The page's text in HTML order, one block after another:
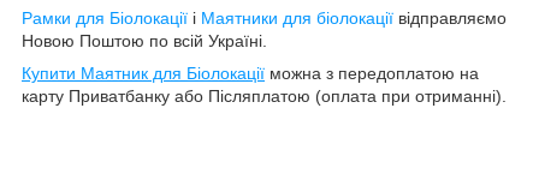
Рамки для Біолокації і Маятники для біолокації відправляємо
Новою Поштою по всій Україні.
Купити Маятник для Біолокації можна з передоплатою на
карту Приватбанку або Післяплатою (оплата при отриманні).